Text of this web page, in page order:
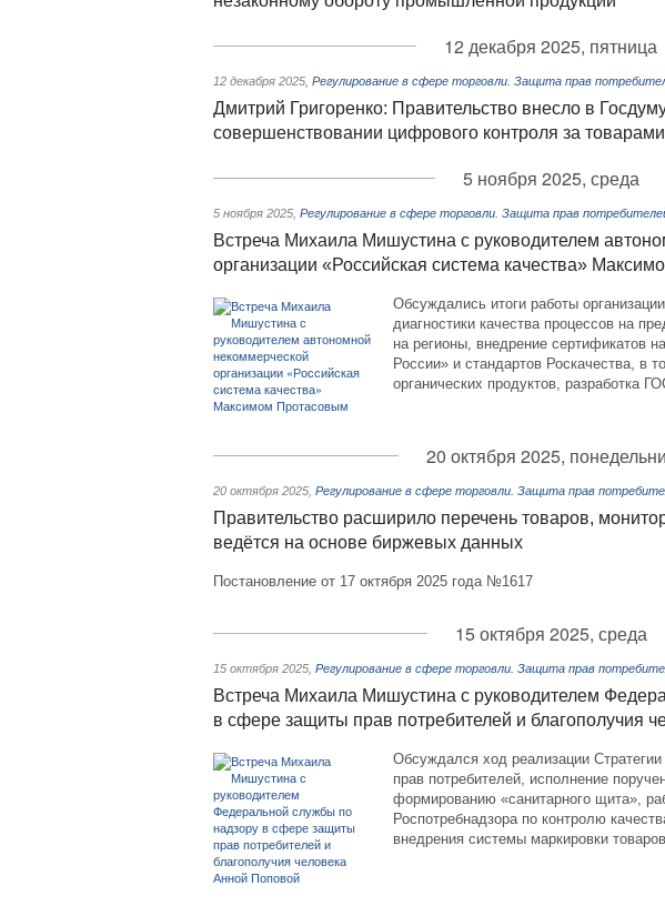
12 декабря 2025, пятница
12 декабря 2025 Регулирование в сфере торговли. Защита прав
Дмитрий Григоренко: Правительство внесло в
совершенствовании цифрового контроля за товарами
5 ноября 2025, среда
5 ноября 2025 Регулирование в сфере торговли. Защита прав
Встреча Михаила Мишустина с руководителем
организации «Российская система качества»
Обсуждались итоги работы
диагностики качества процессов на
на регионы, внедрение сертификатов
России» и стандартов Роскачества, в
органических продуктов, разработка
20 октября 2025,
20 октября 2025 Регулирование в сфере торговли. Защита прав
Правительство расширило перечень товаров,
ведётся на основе биржевых данных
Постановление от 17 октября 2025 года №1617
15 октября 2025, среда
15 октября 2025 Регулирование в сфере торговли. Защита прав
Встреча Михаила Мишустина с руководителем
в сфере защиты прав потребителей и благополучия
Обсуждался ход реализации
прав потребителей, исполнение
формированию «санитарного щита»,
Роспотребнадзора по контролю
внедрения системы маркировки